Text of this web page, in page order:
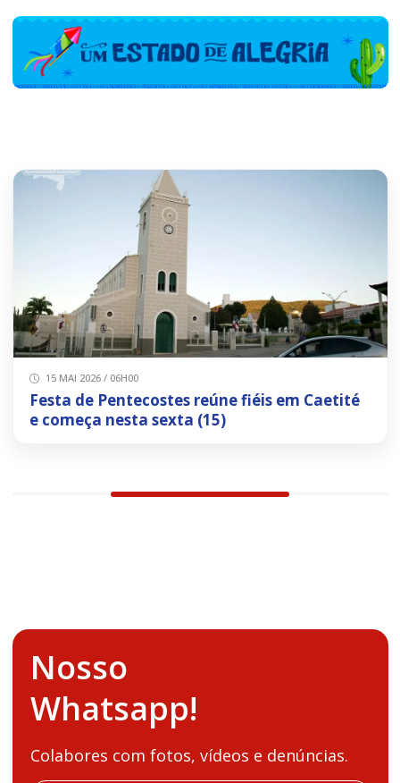
15 MAI 2026 / 06H00
Festa de Pentecostes reúne fiéis em Caetité
e começa nesta sexta (15)
Nosso
Whatsapp!
Colabores com fotos, vídeos e denúncias.